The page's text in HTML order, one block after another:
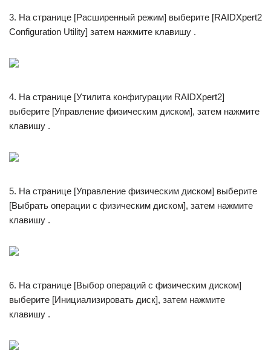
3. На странице [Расширенный режим] выберите [RAIDXpert2
Configuration Utility] затем нажмите клавишу .
4. На странице [Утилита конфигурации RAIDXpert2]
выберите [Управление физическим диском], затем нажмите
клавишу .
5. На странице [Управление физическим диском] выберите
[Выбрать операции с физическим диском], затем нажмите
клавишу .
6. На странице [Выбор операций с физическим диском]
выберите [Инициализировать диск], затем нажмите
клавишу .